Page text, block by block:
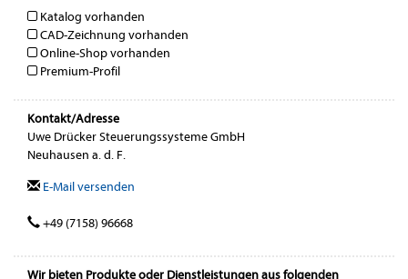
Katalog vorhanden
CAD-Zeichnung vorhanden
Online-Shop vorhanden
Premium-Profil
Kontakt/Adresse
Uwe Drücker Steuerungssysteme GmbH
Neuhausen a. d. F.
E-Mail versenden
+49 (7158) 96668
Wir bieten Produkte oder Dienstleistungen aus folgenden